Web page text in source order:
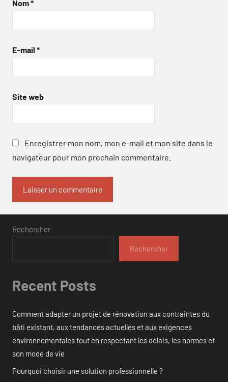
Nom*
E-mail *
Site web
Enregistrer mon nom, mon e-mail et mon site dans le
navigateur pour mon prochain commentaire.
Rechercher
Rechercher
Recent Posts
Comment adapter un projet de rénovation aux contraintes du
bâti existant, aux tendances actuelles et aux exigences
environnementales tout en respectant les délais, les normes et
son mode de vie
Pourquoi choisir une solution professionnelle ?